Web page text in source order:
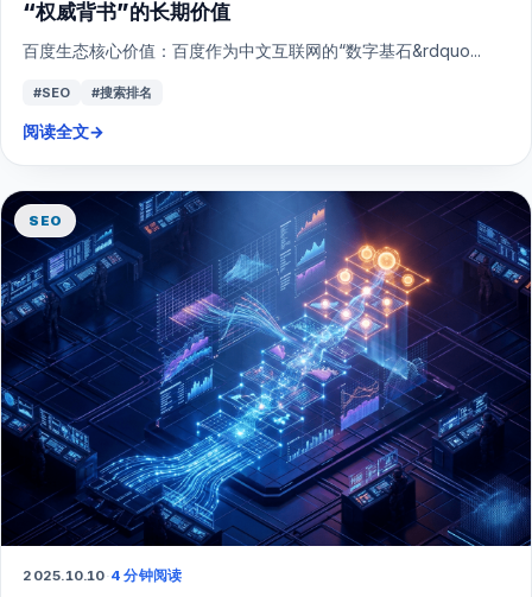
“权威背书”的长期价值
百度生态核心价值：百度作为中文互联网的“数字基石&rdquo...
#SEO #搜索排名
阅读全文→
SEO
2025.10.10·4 分钟阅读